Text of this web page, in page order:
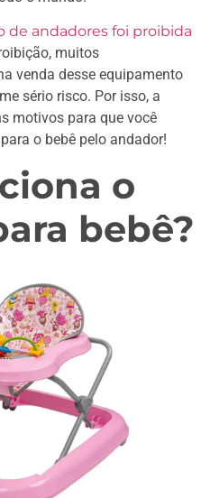
de andadores foi proibida
muitos
venda desse equipamento
sério risco. Por isso, a
motivos para que você
o bebê pelo andador!
o
bebê?